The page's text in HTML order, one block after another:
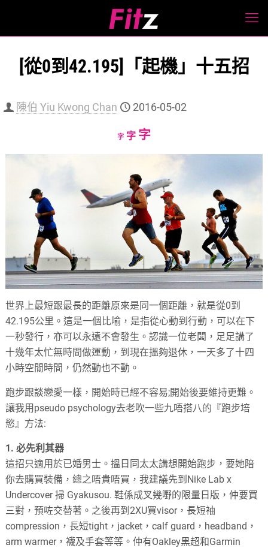
[從0到42.195]「起機」十五招
陳伯 Yiu Kwong Chan 2016-05-02
字Decrease
字Reset
字Increase
世界上最短跟最長的距離原來是同一個距離，就是從0到
42.195公里。這是一個比喻，是指從心動到行動，可以在下
一秒發行，亦可以永遠不會發生。認識一位老闆，足足講了
十幾年太忙無時間做運動，到現在搵夠退休，一天多了十四
小時空閒時間，仍然動也不動。
跑步跟談戀愛一樣，開始時已經不容易;開始後要維持更難。
讓我用 pseudo psychology去老吹一些九唔搭八的『跑步培
慾』方法:
1.必先利其器
這招只適用於已婚男士。搵日同太太講想開始跑步，要她陪
你去購買裝備，總之唔貴唔買，我建議先到 Nike Lab x
Undercover掃 Gyakusou.鞋係成叉幾嘢的限量日版，仲要買
三對，預咗交替著。之後再到 2XU買visor，長短袖
compression ，長短tight ， jacket ，calf guard ， headband ，
arm warmer，襪及手套等等。仲有Oakley黑超和Garmin